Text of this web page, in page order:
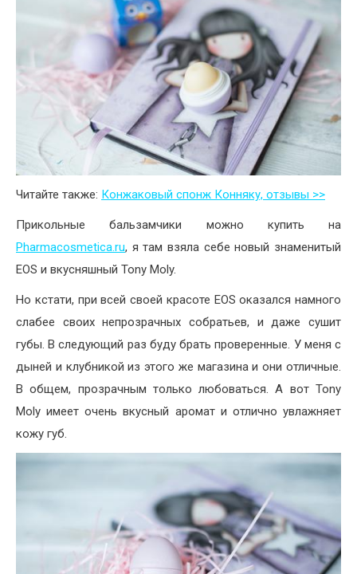
Читайте также: Конжаковый спонж Конняку, отзывы >>
Прикольные бальзамчики можно купить на
Pharmacosmetica.ru, я там взяла себе новый знаменитый
EOS и вкусняшный Tony Moly.
Но кстати, при всей своей красоте EOS оказался намного
слабее своих непрозрачных собратьев, и даже сушит
губы. В следующий раз буду брать проверенные. У меня с
дыней и клубникой из этого же магазина и они отличные.
В общем, прозрачным только любоваться. А вот Tony
Moly имеет очень вкусный аромат и отлично увлажняет
кожу губ.